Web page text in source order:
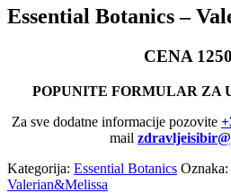
Essential Botanics –
CENA
POPUNITE FORMULAR ZA
Za sve dodatne informacije pozovite
mail
Kategorija: Essential Botanics Oznaka:
Valerian&Melissa